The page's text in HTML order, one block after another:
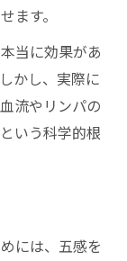
ます。
当に効果があ
かし、実際に
流やリンパの
いう科学的根
には、五感を